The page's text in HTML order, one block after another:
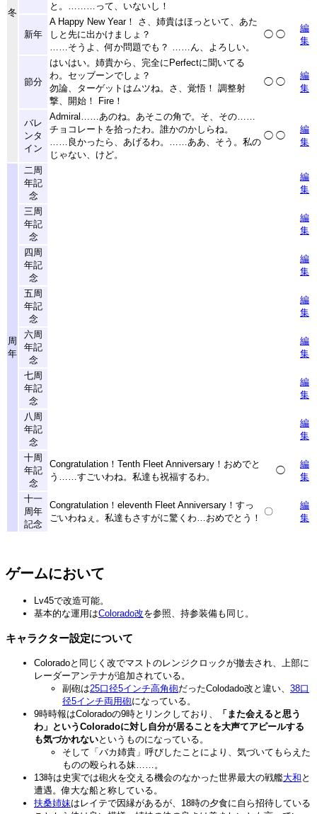
冬
と。………って、いないし！
新年
A Happy New Year！ さ、姉貴はほっといて、あた
しと先に出かけましょ？
……そうよ、何か問題でも？ ……ん、よろしい。
◯ ◯
編
集
節分
はいはい。姉貴から、完全にPerfectに聞いてる
わ。セッブーンでしょ？
勿論、ターゲットはムツね。さ、覚悟！ 調整射
撃、開始！ Fire！
◯ ◯
編
集
バレ
ンタ
イン
Admiral……あのね。あそこの角で。そ、その……
チョコレートを拾ったわ。誰かのかしらね。
……良かったら、あげるわ。……ああ、そう。私の
じゃない、けど。
◯ ◯
編
集
周
年
二周
年記
念
編
集
三周
年記
念
編
集
四周
年記
念
編
集
五周
年記
念
編
集
六周
年記
念
編
集
七周
年記
念
編
集
八周
年記
念
編
集
十周
年記
念
Congratulation！Tenth Fleet Anniversary！おめでと
う……すごいわね。私達も祝福するわ。
◯
編
集
十一
周年
記念
Congratulation！eleventh Fleet Anniversary！すっ
ごいわねぇ。私達もさすがに驚くわ…おめでとう！
〇
編
集
ゲームにおいて
Lv45で改造可能。
基本的な運用はColorado改を参照、持参装備も同じ。
キャラクター設定について
Coloradoと同じく改でマストのレンジクロックが撤去され、上部に
レーダーアンテナが追加されている。
副砲は25口径5インチ高角砲だったColodado改と違い、 38口
径5インチ両用砲になっている。
9時時報はColoradoの9時とリンクしており、
「また会えると思う
わ」というColoradoに対し自分が居ることを大声てアピールする
も気づかれないというものになっている。
そして「バカ姉貴」呼びしたことにより、気づいてもらえた
ものの殴られる妹……。
13時は史実では砲火を交える機会のなかった世界最大の戦艦大和 と
遭遇。偉大な船と称している。
扶桑姉妹はレイテで因縁があるが、18時の夕食に自ら招待している